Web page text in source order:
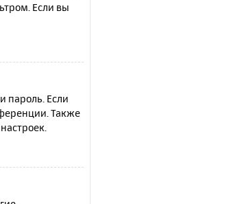
Если вы
пароль. Если
Также